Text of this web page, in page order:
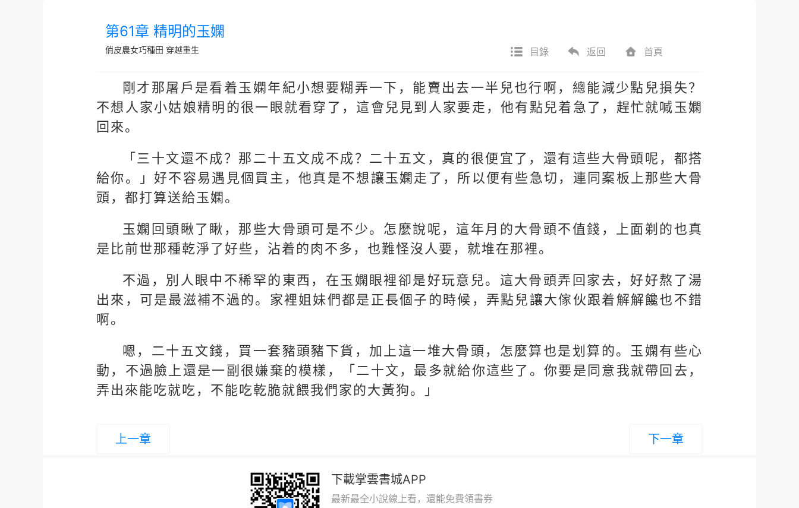
第61章 精明的玉嫻
俏皮農女巧種田 穿越重生 目錄 返回 首頁
剛才那屠戶是看着玉嫻年紀小想要糊弄一下，能賣出去一半兒也行啊，總能減少點兒損失？
不想人家小姑娘精明的很一眼就看穿了，這會兒見到人家要走，他有點兒着急了，趕忙就喊玉嫻
回來。
「三十文還不成？那二十五文成不成？二十五文，真的很便宜了，還有這些大骨頭呢，都搭
給你。」好不容易遇見個買主，他真是不想讓玉嫻走了，所以便有些急切，連同案板上那些大骨
頭，都打算送給玉嫻。
玉嫻回頭瞅了瞅，那些大骨頭可是不少。怎麼說呢，這年月的大骨頭不值錢，上面剃的也真
是比前世那種乾淨了好些，沾着的肉不多，也難怪沒人要，就堆在那裡。
不過，別人眼中不稀罕的東西，在玉嫻眼裡卻是好玩意兒。這大骨頭弄回家去，好好熬了湯
出來，可是最滋補不過的。家裡姐妹們都是正長個子的時候，弄點兒讓大傢伙跟着解解饞也不錯
啊。
嗯，二十五文錢，買一套豬頭豬下貨，加上這一堆大骨頭，怎麼算也是划算的。玉嫻有些心
動，不過臉上還是一副很嫌棄的模樣，「二十文，最多就給你這些了。你要是同意我就帶回去，
弄出來能吃就吃，不能吃乾脆就餵我們家的大黃狗。」
上一章 下一章
下載掌雲書城APP
最新最全小說線上看，還能免費領書券